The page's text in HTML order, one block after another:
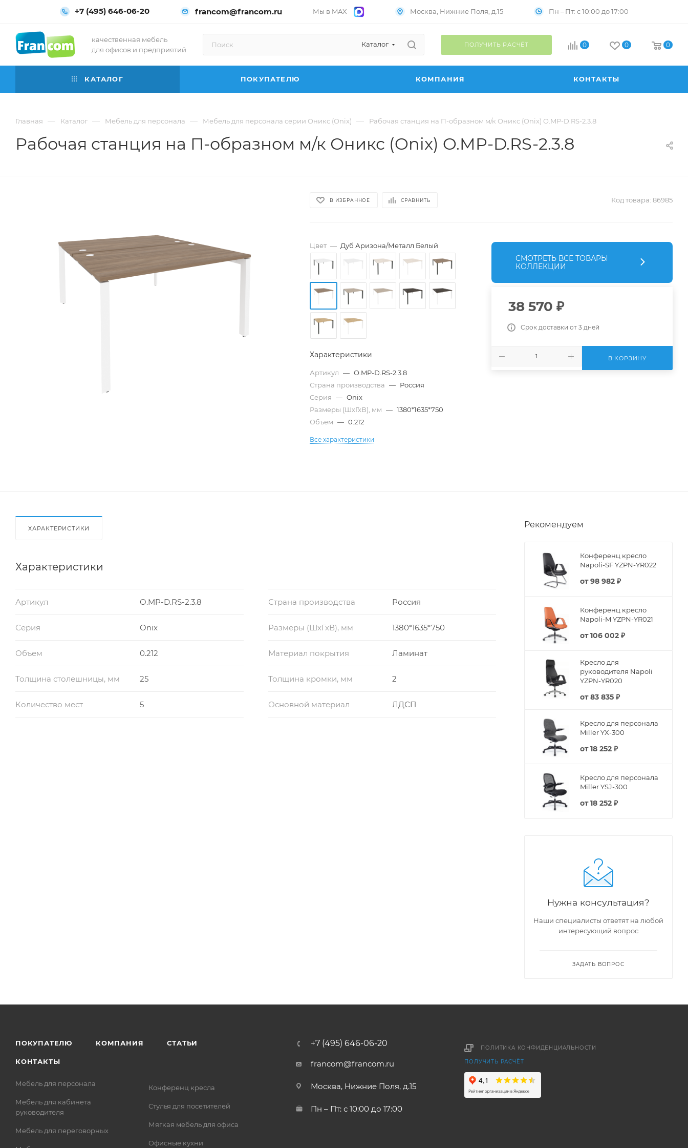
+7 (495) 646-06-20 francom@francom.ru Мы в MAX Москва, Нижние Поля, д.15 Пн – Пт: с 10:00 до 17:00
качественная мебель
для офисов и предприятий
Каталог ПОЛУЧИТЬ РАСЧЁТ 0 0 0
КАТАЛОГ ПОКУПАТЕЛЮ КОМПАНИЯ КОНТАКТЫ
Главная — Каталог — Мебель для персонала — Мебель для персонала серии Оникс (Onix) — Рабочая станция на П-образном м/к Оникс (Onix) O.MP-D.RS-2.3.8
Рабочая станция на П-образном м/к Оникс (Onix) O.MP-D.RS-2.3.8
В ИЗБРАННОЕ СРАВНИТЬ Код товара: 86985
Цвет — Дуб Аризона/Металл Белый
Характеристики
Артикул — O.MP-D.RS-2.3.8
Страна производства — Россия
Серия — Onix
Размеры (ШхГхВ), мм — 1380*1635*750
Объем — 0.212
Все характеристики
СМОТРЕТЬ ВСЕ ТОВАРЫ
КОЛЛЕКЦИИ
38 570 ₽
Срок доставки от 3 дней
В КОРЗИНУ
ХАРАКТЕРИСТИКИ
Характеристики
Артикул O.MP-D.RS-2.3.8 Страна производства Россия
Серия Onix Размеры (ШхГхВ), мм 1380*1635*750
Объем 0.212 Материал покрытия Ламинат
Толщина столешницы, мм 25 Толщина кромки, мм 2
Количество мест 5 Основной материал ЛДСП
Рекомендуем
Конференц кресло
Napoli-SF YZPN-YR022
от98 982 ₽
Конференц кресло
Napoli-M YZPN-YR021
от106 002 ₽
Кресло для
руководителя Napoli
YZPN-YR020
от83 835 ₽
Кресло для персонала
Miller YX-300
от18 252 ₽
Кресло для персонала
Miller YSJ-300
от18 252 ₽
Нужна консультация?
Наши специалисты ответят на любой
интересующий вопрос
ЗАДАТЬ ВОПРОС
ПОКУПАТЕЛЮ КОМПАНИЯ СТАТЬИ
КОНТАКТЫ
Мебель для персонала
Мебель для кабинета
руководителя
Мебель для переговорных
Конференц кресла
Стулья для посетителей
Мягкая мебель для офиса
Офисные кухни
+7 (495) 646-06-20
francom@francom.ru
Москва, Нижние Поля, д.15
Пн – Пт: с 10:00 до 17:00
ПОЛИТИКА КОНФИДЕНЦИАЛЬНОСТИ
ПОЛУЧИТЬ РАСЧЁТ